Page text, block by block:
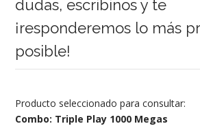
dudas, escribinos y te
¡responderemos lo más
posible!
Producto seleccionado para consultar:
Combo: Triple Play 1000 Megas